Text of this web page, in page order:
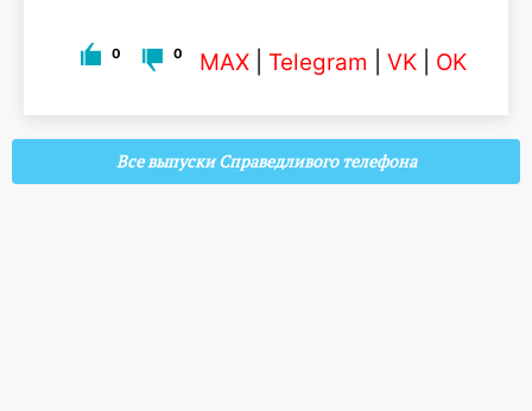
0 0 MAX Telegram VK OK
Все выпуски Справедливого телефона